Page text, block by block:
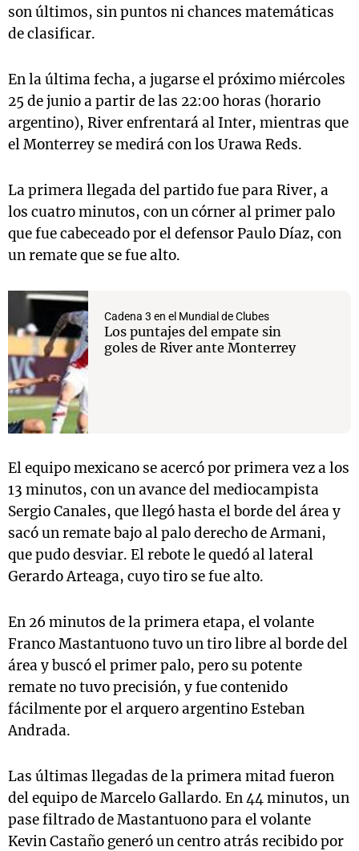
son últimos, sin puntos ni chances matemáticas
de clasificar.
En la última fecha, a jugarse el próximo miércoles
25 de junio a partir de las 22:00 horas (horario
argentino), River enfrentará al Inter, mientras que
el Monterrey se medirá con los Urawa Reds.
La primera llegada del partido fue para River, a
los cuatro minutos, con un córner al primer palo
que fue cabeceado por el defensor Paulo Díaz, con
un remate que se fue alto.
Cadena 3 en el Mundial de Clubes
Los puntajes del empate sin
goles de River ante Monterrey
El equipo mexicano se acercó por primera vez a los
13 minutos, con un avance del mediocampista
Sergio Canales, que llegó hasta el borde del área y
sacó un remate bajo al palo derecho de Armani,
que pudo desviar. El rebote le quedó al lateral
Gerardo Arteaga, cuyo tiro se fue alto.
En 26 minutos de la primera etapa, el volante
Franco Mastantuono tuvo un tiro libre al borde del
área y buscó el primer palo, pero su potente
remate no tuvo precisión, y fue contenido
fácilmente por el arquero argentino Esteban
Andrada.
Las últimas llegadas de la primera mitad fueron
del equipo de Marcelo Gallardo. En 44 minutos, un
pase filtrado de Mastantuono para el volante
Kevin Castaño generó un centro atrás recibido por